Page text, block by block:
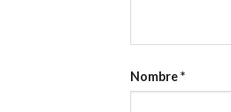
Nombre*